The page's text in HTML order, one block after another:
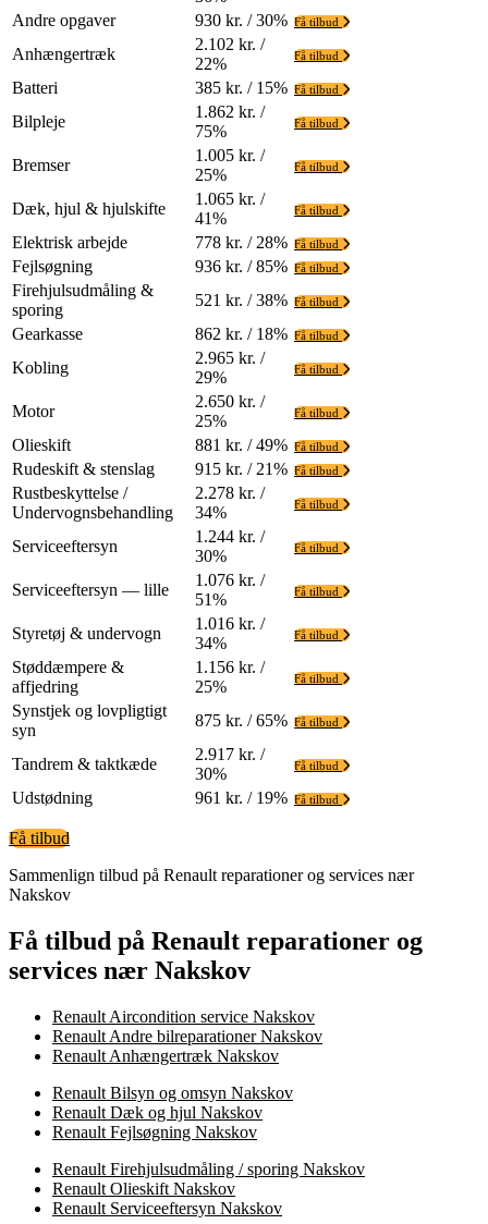
Andre opgaver 930 kr. / 30% Få tilbud
Anhængertræk
2.102 kr. /
22%
Få tilbud
Batteri 385 kr. / 15% Få tilbud
Bilpleje
1.862 kr. /
75%
Få tilbud
Bremser
1.005 kr. /
25%
Få tilbud
Dæk, hjul & hjulskifte
1.065 kr. /
41%
Få tilbud
Elektrisk arbejde 778 kr. / 28% Få tilbud
Fejlsøgning 936 kr. / 85% Få tilbud
Firehjulsudmåling &
sporing
521 kr. / 38% Få tilbud
Gearkasse 862 kr. / 18% Få tilbud
Kobling
2.965 kr. /
29%
Få tilbud
Motor
2.650 kr. /
25%
Få tilbud
Olieskift 881 kr. / 49% Få tilbud
Rudeskift & stenslag 915 kr. / 21% Få tilbud
Rustbeskyttelse /
Undervognsbehandling
2.278 kr. /
34%
Få tilbud
Serviceeftersyn
1.244 kr. /
30%
Få tilbud
Serviceeftersyn — lille
1.076 kr. /
51%
Få tilbud
Styretøj & undervogn
1.016 kr. /
34%
Få tilbud
Støddæmpere &
affjedring
1.156 kr. /
25%
Få tilbud
Synstjek og lovpligtigt
syn
875 kr. / 65% Få tilbud
Tandrem & taktkæde
2.917 kr. /
30%
Få tilbud
Udstødning 961 kr. / 19% Få tilbud
Få tilbud
Sammenlign tilbud på Renault reparationer og services nær
Nakskov
Få tilbud på Renault reparationer og
services nær Nakskov
Renault Aircondition service Nakskov
Renault Andre bilreparationer Nakskov
Renault Anhængertræk Nakskov
Renault Bilsyn og omsyn Nakskov
Renault Dæk og hjul Nakskov
Renault Fejlsøgning Nakskov
Renault Firehjulsudmåling / sporing Nakskov
Renault Olieskift Nakskov
Renault Serviceeftersyn Nakskov